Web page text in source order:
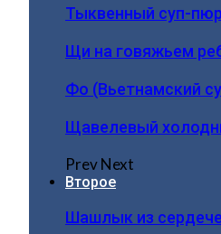
Тыквенный суп-
Щи на говяжьем
Фо (Вьетнамский
Щавелевый
PrevNext
Второе
Шашлык из